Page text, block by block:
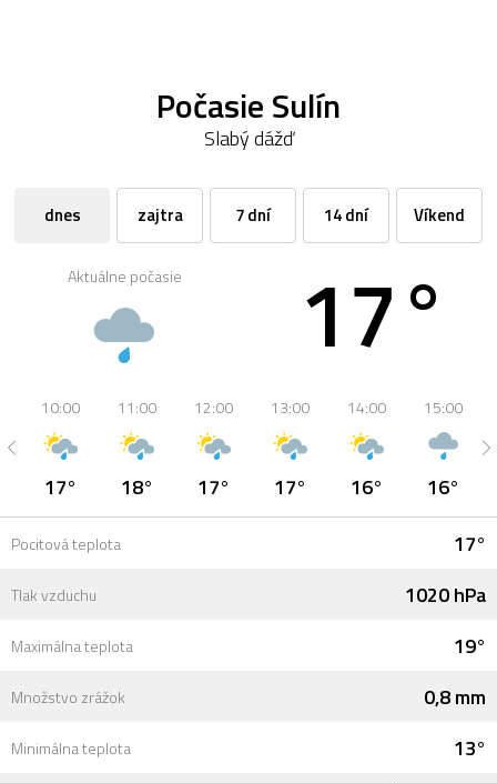
Počasie Sulín
Slabý dážď
dnes zajtra 7 dní 14 dní Víkend
Aktuálne počasie 17°
10:00
17°
11:00
18°
12:00
17°
13:00
17°
14:00
16°
15:00
16°
Pocitová teplota 17°
Tlak vzduchu 1020 hPa
Maximálna teplota 19°
Množstvo zrážok 0,8 mm
Minimálna teplota 13°